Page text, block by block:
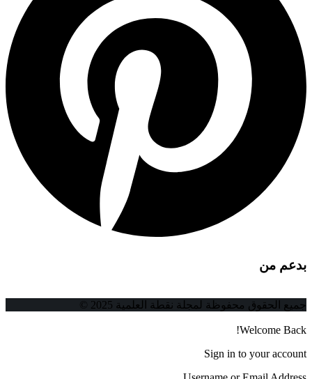
بدعم من
جميع الحقوق محفوظة لمجلة نقطة العلمية 2025 ©
Welcome Back!
Sign in to your account